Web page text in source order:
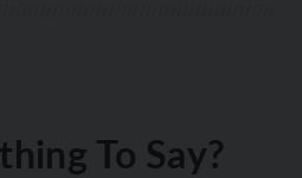
To Say?